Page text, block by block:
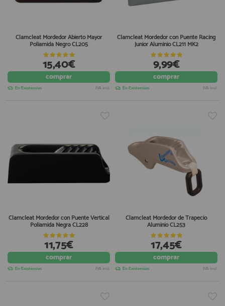
Clamcleat Mordedor Abierto Mayor
Poliamida Negro CL205
15,40€
comprar
En Existencias IVA incl.
Clamcleat Mordedor con Puente Racing
Junior Aluminio CL211 MK2
9,99€
comprar
En Existencias IVA incl.
Clamcleat Mordedor con Puente Vertical
Poliamida Negra CL228
11,75€
comprar
En Existencias IVA incl.
Clamcleat Mordedor de Trapecio
Aluminio CL253
17,45€
comprar
En Existencias IVA incl.